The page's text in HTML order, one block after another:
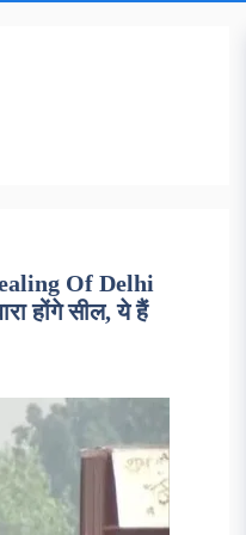
Of Delhi
होंगे सील, ये हैं